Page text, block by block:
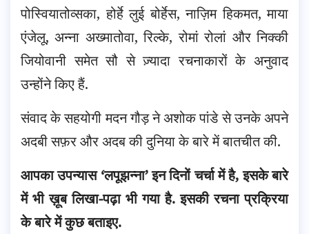
पोस्वियातोव्सका, होर्हे लुई बोर्हेस, नाज़िम हिकमत, माया
एंजेलू, अन्ना अख्मातोवा, रिल्के, रोमां रोलां और निक्की
जियोवानी समेत सौ से ज़्यादा रचनाकारों के अनुवाद
उन्होंने किए हैं.
संवाद के सहयोगी मदन गौड़ ने अशोक पांडे से उनके अपने
अदबी सफ़र और अदब की दुनिया के बारे में बातचीत की.
आपका उपन्यास ‘लपूझन्ना’ इन दिनों चर्चा में है, इसके बारे
में भी ख़ूब लिखा-पढ़ा भी गया है. इसकी रचना प्रक्रिया
के बारे में कुछ बताइए.